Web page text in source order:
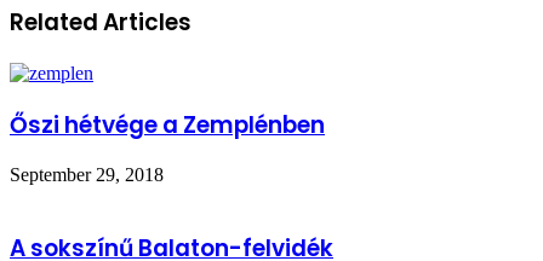
Related Articles
Őszi hétvége a Zemplénben
September 29, 2018
A sokszínű Balaton-felvidék